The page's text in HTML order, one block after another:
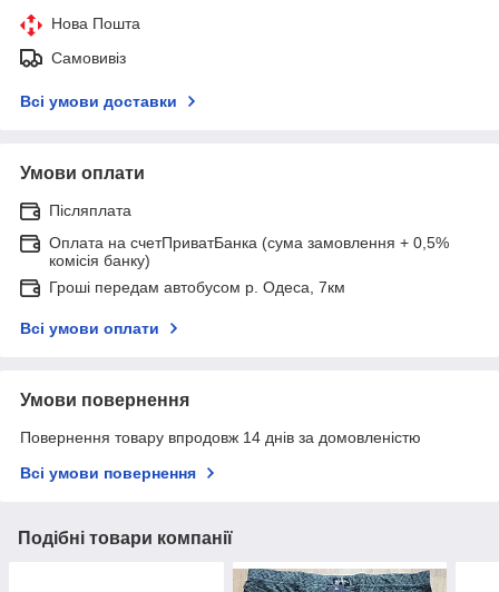
Нова Пошта
Самовивіз
Всі умови доставки
Умови оплати
Післяплата
Оплата на счетПриватБанка (сума замовлення + 0,5%
комісія банку)
Гроші передам автобусом р. Одеса, 7км
Всі умови оплати
Умови повернення
Повернення товару впродовж 14 днів за домовленістю
Всі умови повернення
Подібні товари компанії